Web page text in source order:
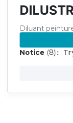
Diluant
Notice (8) :